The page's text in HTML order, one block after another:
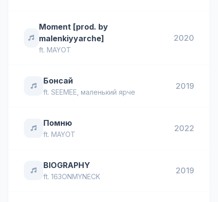
Moment [prod. by
malenkiyyarche]
ft. MAYOT
2020
Бонсай
ft. SEEMEE маленький ярче
2019
Помню
ft. MAYOT
2022
BIOGRAPHY
ft. 163ONMYNECK
2019